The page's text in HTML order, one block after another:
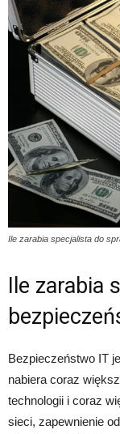
Ile zarabia specjalista do
Ile
Bezpieczeństwo IT
nabiera coraz
technologii i coraz
sieci, zapewnienie